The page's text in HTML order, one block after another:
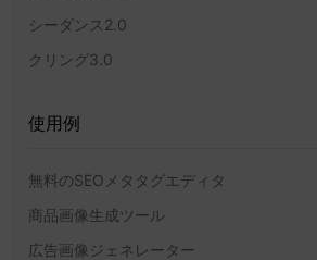
シーダンス2.0
クリング3.0
使用例
無料のSEOメタタグエディタ
商品画像生成ツール
広告画像ジェネレーター